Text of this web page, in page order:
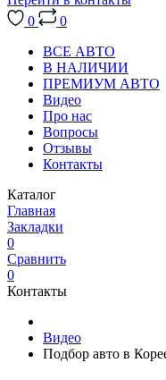
0
0
ВСЕ АВТО
В НАЛИЧИИ
ПРЕМИУМ АВТО
Видео
Про нас
Вопросы
Отзывы
Контакты
Каталог
Главная
Закладки
0
Сравнить
0
Контакты
Видео
Подбор авто в